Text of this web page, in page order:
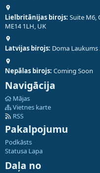
Lielbritānijas birojs: Suite M6,
ME14 1LH, UK
Latvijas birojs: Doma Laukums
Nepālas birojs: Coming Soon
Navigācija
Mājas
Vietnes karte
RSS
Pakalpojumu
Podkāsts
Statusa Lapa
Daļa no